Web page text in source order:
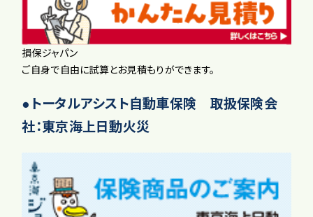
損保ジャパン
ご自身で自由に試算とお見積もりができます。
●トータルアシスト自動車保険 取扱保険会
社：東京海上日動火災